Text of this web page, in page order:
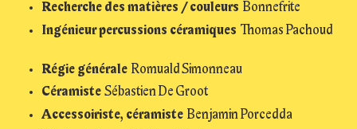
Recherche des matières / couleurs Bonnefrite
Ingénieur percussions céramiques Thomas Pachoud
Régie générale Romuald Simonneau
Céramiste Sébastien De Groot
Accessoiriste, céramiste Benjamin Porcedda